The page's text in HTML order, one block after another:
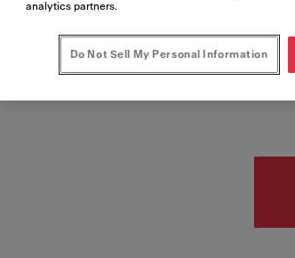
analytics partners.
Do Not Sell My Personal Information